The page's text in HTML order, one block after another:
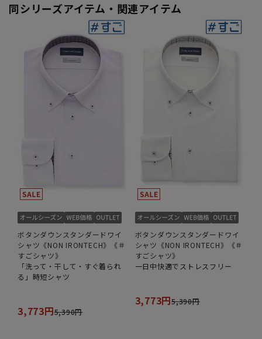
同シリーズアイテム・関連アイテム
ボタンダウンスタンダードワイ
シャツ《NON IRONTECH》《＃
すごシャツ》
「洗って・干して・すぐ着られ
る」時短シャツ
3,773円5,390円
ボタンダウンスタンダードワイ
シャツ《NON IRONTECH》《＃
すごシャツ》
一日中快適でストレスフリー
3,773円5,390円